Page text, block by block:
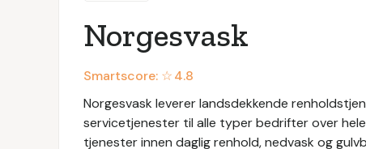
Norgesvask
Smartscore: ☆4.8
Norgesvask leverer landsdekkende
servicetjenester til alle typer bedrifter over
tjenester innen daglig renhold, nedvask og